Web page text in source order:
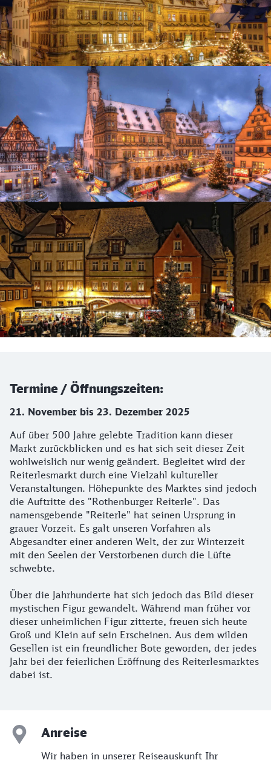
Termine / Öffnungszeiten:
21. November bis 23. Dezember 2025
Auf über 500 Jahre gelebte Tradition kann dieser
Markt zurückblicken und es hat sich seit dieser Zeit
wohlweislich nur wenig geändert. Begleitet wird der
Reiterlesmarkt durch eine Vielzahl kultureller
Veranstaltungen. Höhepunkte des Marktes sind jedoch
die Auftritte des "Rothenburger Reiterle". Das
namensgebende "Reiterle" hat seinen Ursprung in
grauer Vorzeit. Es galt unseren Vorfahren als
Abgesandter einer anderen Welt, der zur Winterzeit
mit den Seelen der Verstorbenen durch die Lüfte
schwebte.
Über die Jahrhunderte hat sich jedoch das Bild dieser
mystischen Figur gewandelt. Während man früher vor
dieser unheimlichen Figur zitterte, freuen sich heute
Groß und Klein auf sein Erscheinen. Aus dem wilden
Gesellen ist ein freundlicher Bote geworden, der jedes
Jahr bei der feierlichen Eröffnung des Reiterlesmarktes
dabei ist.
Anreise
Wir haben in unserer Reiseauskunft Ihr